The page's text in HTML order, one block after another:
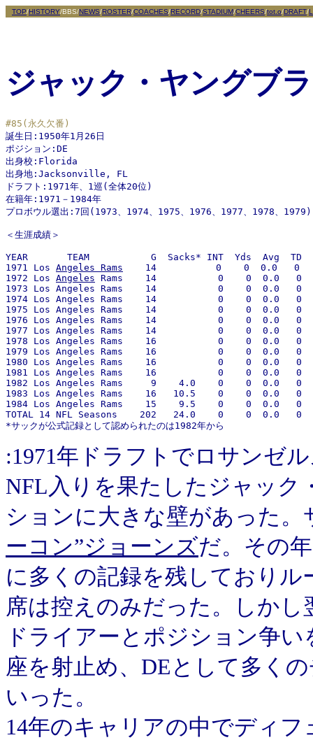
TOP/HISTORY/BBS/NEWS/ROSTER/COACHES/RECORD/STADIUM/CHEERS/tot.o/DRAFT/
ジャック・ヤングブ
#85(永久欠番)
誕生日:1950年1月26日
ポジション:DE
出身校:Florida
出身地:Jacksonville, FL
ドラフト:1971年、1巡(全体20位)
在籍年:1971－1984年
プロボウル選出:7回(1973、1974、1975、1976、1977、1978、
＜生涯成績＞
YEAR       TEAM           G  Sacks* INT  Yds  Avg  TD
1971 Los Angeles Rams
    14   　      0    0  0.0   0
1972 Los Angeles Rams    14           0    0  0.0   0
1973 Los Angeles Rams    14           0    0  0.0   0
1974 Los Angeles Rams    14           0    0  0.0   0
1975 Los Angeles Rams    14           0    0  0.0   0
1976 Los Angeles Rams    14           0    0  0.0   0
1977 Los Angeles Rams    14           0    0  0.0   0
1978 Los Angeles Rams    16           0    0  0.0   0
1979 Los Angeles Rams    16           0    0  0.0   0
1980 Los Angeles Rams    16           0    0  0.0   0
1981 Los Angeles Rams    16           0    0  0.0   0
1982 Los Angeles Rams     9    4.0    0    0  0.0   0
1983 Los Angeles Rams    16   10.5    0    0  0.0   0
1984 Los Angeles Rams    15    9.5    0    0  0.0   0
TOTAL 14 NFL Seasons    202   24.0    0    0  0.0   0
:1971年ドラフトでロサンゼ
NFL入りを果たしたジャック
ションに大きな壁があった。
ーコン”ジョーンズだ。その
に多くの記録を残しており
席は控えのみだった。しか
ドライアーとポジション争
座を射止め、DEとして多く
いった。
14年のキャリアの中でディ